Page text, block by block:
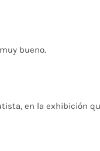
bueno.
en la exhibición